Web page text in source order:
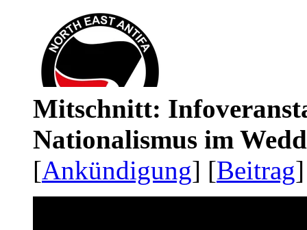
Mitschnitt:
Nationalismus im
[Ankündigung] [Beitrag